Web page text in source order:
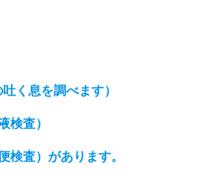
く息を調べます）
検査）
査）があります。